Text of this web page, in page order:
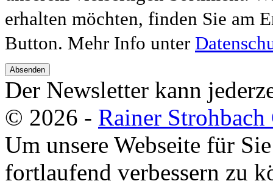
erhalten möchten, finden Sie am
Button. Mehr Info unter
Absenden
Der Newsletter kann
© 2026 - Rainer
Um unsere Webseite für
fortlaufend verbessern zu